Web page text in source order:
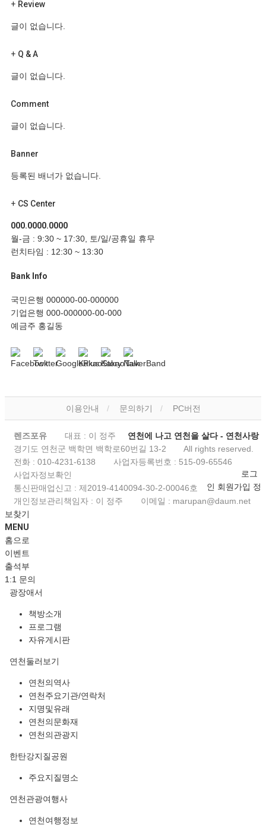
+ Review
글이 없습니다.
+ Q & A
글이 없습니다.
Comment
글이 없습니다.
Banner
등록된 배너가 없습니다.
+ CS Center
000.0000.0000
월-금 : 9:30 ~ 17:30, 토/일/공휴일 휴무
런치타임 : 12:30 ~ 13:30
Bank Info
국민은행 000000-00-000000
기업은행 000-000000-00-000
예금주 홍길동
이용안내 문의하기 PC버전
렌즈포유
대표 : 이 정주
경기도 연천군 백학면 백학로60번길 13-2
전화 : 010-4231-6138 사업자등록번호 : 515-09-65546
사업자정보확인
통신판매업신고 : 제2019-4140094-30-2-00046호
개인정보관리책임자 : 이 정주
이메일 : marupan@daum.net
연천에 나고 연천을 살다 - 연천사랑
All rights reserved.
로그
인 회원가입 정
보찾기
MENU
홈으로
이벤트
출석부
1:1 문의
광장애서
책방소개
프로그램
자유게시판
연천둘러보기
연천의역사
연천주요기관/연락처
지명및유래
연천의문화재
연천의관광지
한탄강지질공원
주요지질명소
연천관광여행사
연천여행정보